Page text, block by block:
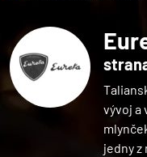
vývoj a
jedny z